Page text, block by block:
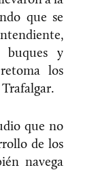
que se
buques y
los
que no
de los
navega